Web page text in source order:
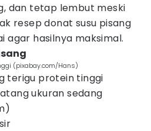
dan tetap lembut meski
resep donat susu pisang
agar hasilnya maksimal.
(pixabay.com/Hans)
terigu protein tinggi
ukuran sedang